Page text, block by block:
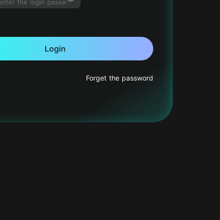
Login
Forget the password